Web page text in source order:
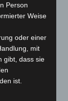
Person
Weise
oder einer
mit
gibt, dass sie
ist.